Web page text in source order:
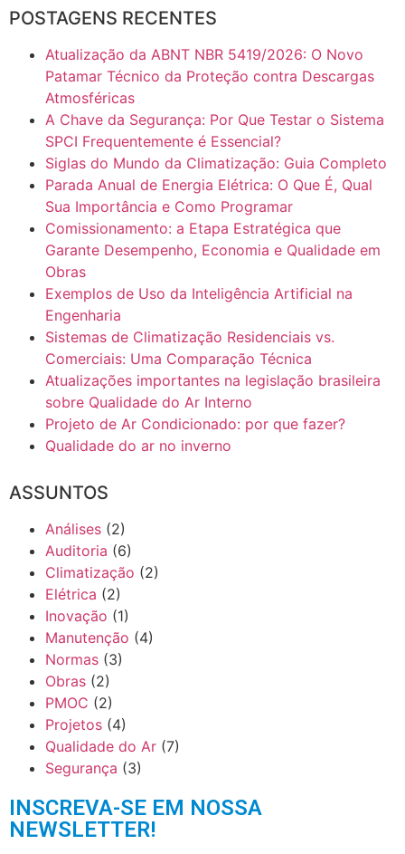
POSTAGENS RECENTES
Atualização da ABNT NBR 5419/2026: O Novo
Patamar Técnico da Proteção contra Descargas
Atmosféricas
A Chave da Segurança: Por Que Testar o Sistema
SPCI Frequentemente é Essencial?
Siglas do Mundo da Climatização: Guia Completo
Parada Anual de Energia Elétrica: O Que É, Qual
Sua Importância e Como Programar
Comissionamento: a Etapa Estratégica que
Garante Desempenho, Economia e Qualidade em
Obras
Exemplos de Uso da Inteligência Artificial na
Engenharia
Sistemas de Climatização Residenciais vs.
Comerciais: Uma Comparação Técnica
Atualizações importantes na legislação brasileira
sobre Qualidade do Ar Interno
Projeto de Ar Condicionado: por que fazer?
Qualidade do ar no inverno
ASSUNTOS
Análises (2)
Auditoria (6)
Climatização (2)
Elétrica (2)
Inovação (1)
Manutenção (4)
Normas (3)
Obras (2)
PMOC (2)
Projetos (4)
Qualidade do Ar (7)
Segurança (3)
INSCREVA-SE EM NOSSA
NEWSLETTER!